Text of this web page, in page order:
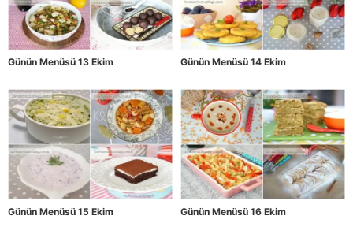
Günün Menüsü 13 Ekim Günün Menüsü 14 Ekim
Günün Menüsü 15 Ekim Günün Menüsü 16 Ekim